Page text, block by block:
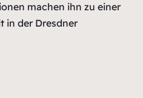
machen ihn zu einer
in der Dresdner